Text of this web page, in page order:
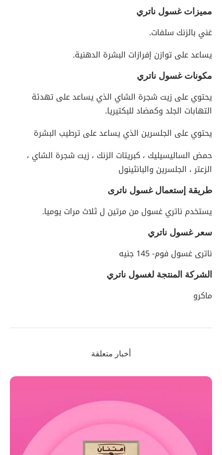
مميزات غسول ناتري
غني بالزنك سلفات.
يساعد على توازن إفرازات البشرة الدهنية.
مكونات غسول ناتري
يحتوي على زيت شجرة الشاي الذي يساعد على تهدئة
التهابات الجلد وكمضاد للبكتيريا.
يحتوي على الجلسرين الذي يساعد على ترطيب البشرة
حمض الساليسيليك ، كبريتات الزنك ، زيت شجرة الشاي ،
الزعتر ، الجلسرين والبانثينول
طريقة إستعمال غسول ناترى
يستخدم ناتري غسول من مرتين ل ثلاث مرات يوميا.
سعر غسول ناتري
ناترى غسول فوم- 145 جنيه
الشركة المنتجة لغسول ناتري
ماكرو
أخبار متعلقة